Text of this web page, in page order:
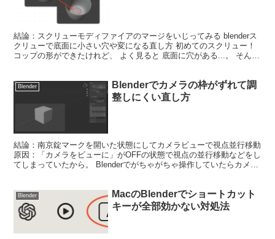
結論：スクリューモディファイアのマージをいじってみる blenderス
クリューで底面に小さい穴や変になる直し方 初めてのスクリュー！
コップの形ができたけれど、 よく見ると 底面に穴がある...。 そんな
Blender
Blenderでカメラの枠がずれて調
整しにくい直し方
結論：南京錠マークを開いた状態にしてカメラビューで視点並行移動
原因：「カメラをビューに」がOFFの状態で視点の並行移動などをし
てしまっていたから。 Blenderでがちゃがちゃ操作していたらカメラ
Blender
MacのBlenderでショートカット
キーが全部効かない対処法